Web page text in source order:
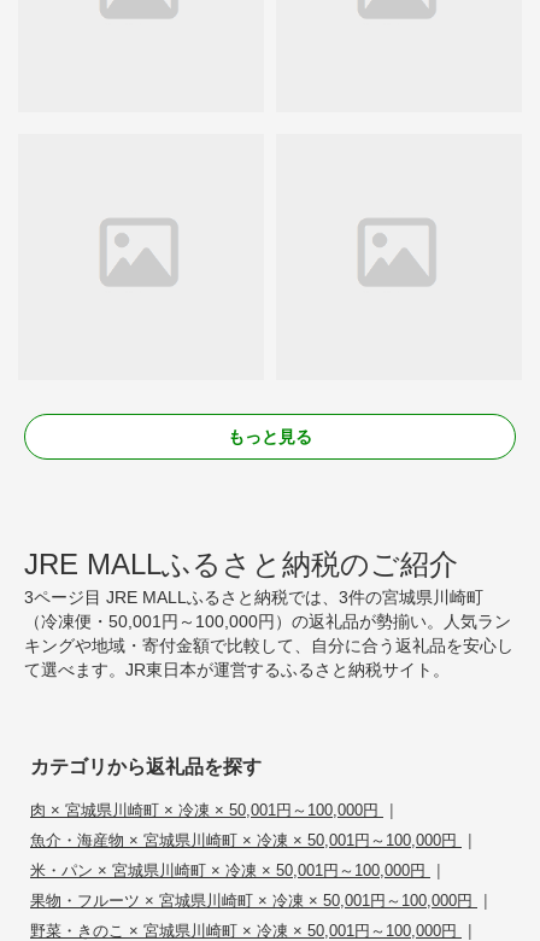
もっと見る
JRE MALLふるさと納税のご紹介
3ページ目 JRE MALLふるさと納税では、3件の宮城県川崎町
（冷凍便・50,001円～100,000円）の返礼品が勢揃い。人気ラン
キングや地域・寄付金額で比較して、自分に合う返礼品を安心し
て選べます。JR東日本が運営するふるさと納税サイト。
カテゴリから返礼品を探す
肉 × 宮城県川崎町 × 冷凍 × 50,001円～100,000円 |
魚介・海産物 × 宮城県川崎町 × 冷凍 × 50,001円～100,000円 |
米・パン × 宮城県川崎町 × 冷凍 × 50,001円～100,000円 |
果物・フルーツ × 宮城県川崎町 × 冷凍 × 50,001円～100,000円 |
野菜・きのこ × 宮城県川崎町 × 冷凍 × 50,001円～100,000円 |